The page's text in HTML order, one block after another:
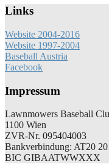
Links
Website 2004-2016
Website 1997-2004
Baseball Austria
Facebook
Impressum
Lawnmowers Baseball
1100 Wien
ZVR-Nr. 095404003
Bankverbindung: AT20
BIC GIBAATWWXXX